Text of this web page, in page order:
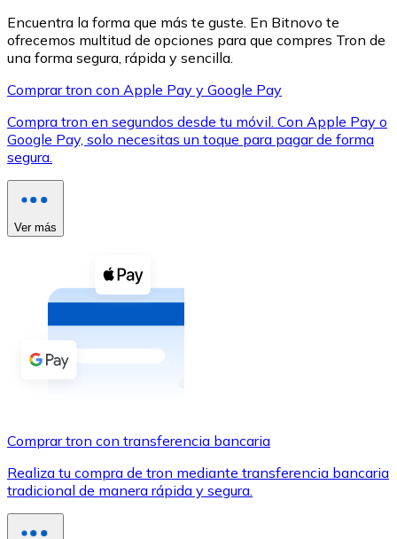
Ver todo
Compra criptomonedas con efectivo en tu tienda más
Comprar con efectivo
Transferencia SEPA
Añade fondos a tu cuenta Bitnovo o realiza compras
Comprar con Transferencia
Utiliza tarjetas Visa y Mastercard para comprar
Comprar con tarjeta
Tienda - Tarjetas regalo
Nuevo
Encuentra la forma que más te guste. En Bitnovo te
ofrecemos multitud de opciones para que compres Tron de
una forma segura, rápida y sencilla.
Comprar tron con Apple Pay y Google Pay
Compra tron en segundos desde tu móvil. Con Apple Pay o
Google Pay, solo necesitas un toque para pagar de forma
segura.
Ver más
Comprar tron con transferencia bancaria
Realiza tu compra de tron mediante transferencia bancaria
tradicional de manera rápida y segura.